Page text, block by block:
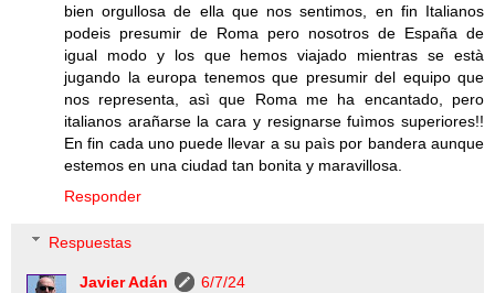
bien orgullosa de ella que nos sentimos, en fin Italianos
podeis presumir de Roma pero nosotros de España de
igual modo y los que hemos viajado mientras se està
jugando la europa tenemos que presumir del equipo que
nos representa, asì que Roma me ha encantado, pero
italianos arañarse la cara y resignarse fuìmos superiores!!
En fin cada uno puede llevar a su paìs por bandera aunque
estemos en una ciudad tan bonita y maravillosa.
Responder
Respuestas
Javier Adán
6/7/24